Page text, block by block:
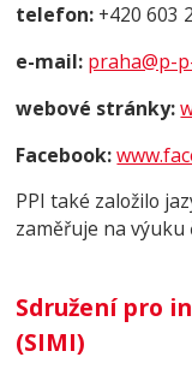
telefon: +420 603
e-mail: praha@p-
webové stránky:
Facebook:
PPI také založilo
zaměřuje na výuku
Sdružení pro
(SIMI)